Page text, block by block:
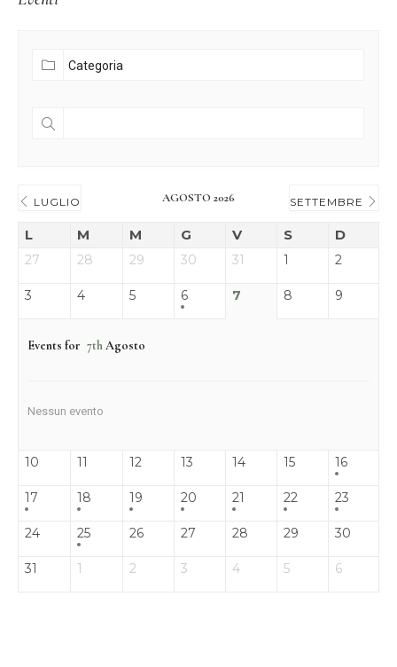
LUGLIO AGOSTO 2026 SETTEMBRE
L M M G V S D
27 28 29 30 31 1 2
3 4 5 6 7 8 9
Events for 7thAgosto
Nessun evento
10 11 12 13 14 15 16
17 18 19 20 21 22 23
24 25 26 27 28 29 30
31 1 2 3 4 5 6